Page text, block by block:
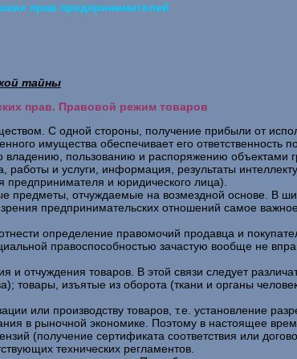
прав предпринимателей
тайны
прав. Правовой режим товаров
С одной стороны, получение прибыли от
имущества обеспечивает его ответственность
пользованию и распоряжению объектами
и услуги, информация, результаты
и юридического лица).
отчуждаемые на возмездной основе. В
предпринимательских отношений самое
определение правомочий продавца и
правоспособностью зачастую вообще не
отчуждения товаров. В этой связи следует
товары, изъятые из оборота (ткани и органы
или производству товаров, т.е. установление
в рыночной экономике. Поэтому в настоящее
(получение сертификата соответствия или
технических регламентов.